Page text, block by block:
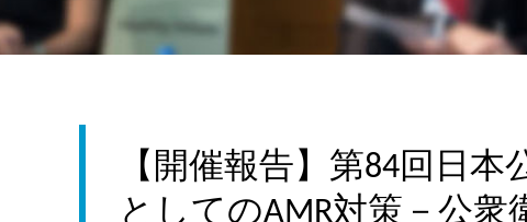
【開催報告】第84回日
としてのAMR対策－公衆